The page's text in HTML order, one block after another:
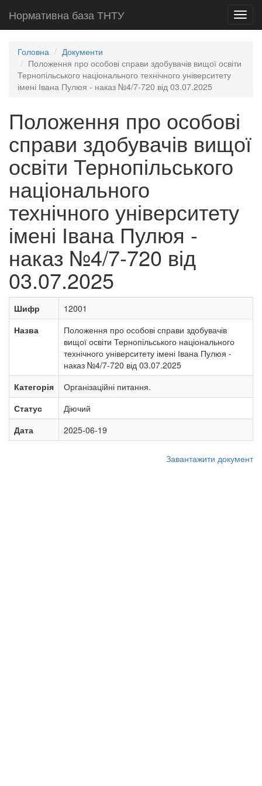
Нормативна база ТНТУ
Головна
Документи
Положення про особові справи здобувачів вищої освіти
Тернопільського національного технічного університету
імені Івана Пулюя - наказ №4/7-720 від 03.07.2025
Положення про особові
справи здобувачів вищої
освіти Тернопільського
національного
технічного університету
імені Івана Пулюя -
наказ №4/7-720 від
03.07.2025
Шифр
12001
Назва
Положення про особові справи здобувачів
вищої освіти Тернопільського національного
технічного університету імені Івана Пулюя -
наказ №4/7-720 від 03.07.2025
Категорія
Організаційні питання.
Статус
Діючий
Дата
2025-06-19
Завантажити документ